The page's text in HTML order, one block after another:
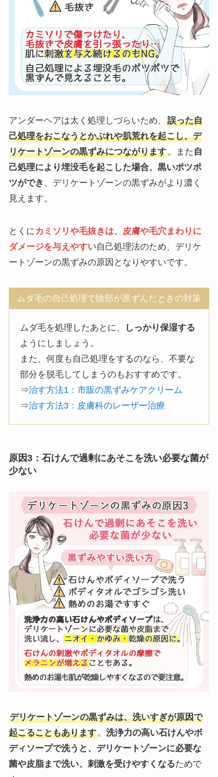
アンダーヘアは太く処理しづらいため、 誤った自
己処理をおこなうとかぶれや肌荒れを起こし、デ
リケートゾーンの黒ずみにつながります。また 自
己処理により埋没毛を起こした場合、黒いポツポ
ツができ 、デリケートゾーンの黒ずみがより濃く
見えます。
とくにカミソリや毛抜きは、皮膚や毛穴まわりに
ダメージを与えやすい自己処理法のため、デリケ
ートゾーンの黒ずみの原因となりやすいです。
ムダ毛の自己処理で陰部が黒ずんだときの対策
ムダ毛を処理したあとに、
しっかり保湿する
ようにしましょう。
また、何度も自己処理をするのなら、不要な
部分を脱毛してしまうのもおすすめです。
⇒治す方法1：市販の黒ずみケアクリーム
⇒治す方法3：皮膚科のレーザー治療
原因3：石けんで過剰にあそこを洗い必要な菌が
少ない
デリケートゾーンの黒ずみは、洗いすぎが原因で
起こることもあります。 洗浄力の高い石けんやボ
ディソープで洗うと、デリケートゾーンに必要な
菌や皮脂まで洗い、刺激を受けやすくなるためで